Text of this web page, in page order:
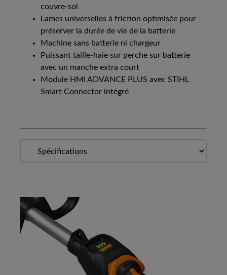
couvre-sol
Lames universelles à friction optimisée pour
préserver la durée de vie de la batterie
Machine sans batterie ni chargeur
Puissant taille-haie sur perche sur batterie
avec un manche extra court
Module HMI ADVANCE PLUS avec STIHL
Smart Connector intégré